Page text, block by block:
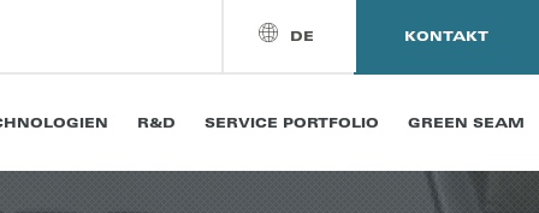
DE KONTAKT
R&D SERVICE PORTFOLIO GREEN SEAM